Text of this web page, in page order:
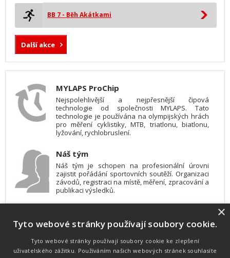
BB 7 - Běh Akátkami
Další akce
MYLAPS ProChip
Nejspolehlivější a nejpřesnější čipová
technologie od společnosti MYLAPS. Tato
technologie je používána na olympijských hrách
pro měření cyklistiky, MTB, triatlonu, biatlonu,
lyžování, rychlobruslení.
Náš tým
Náš tým je schopen na profesionální úrovni
zajistit pořádání sportovních soutěží. Organizaci
závodů, registraci na místě, měření, zpracování a
publikaci výsledků.
Pro měření, zpracování a publikaci výsledků
používáme software vyvinutý na zakázku. Lze
online publikovat výsledky komentátorovi na
obrazovky a s nepatrným zpožděním na
webových stránkách.
×
Tyto webové stránky používají soubory cookie.
Tyto webové stránky používají soubory cookie ke zlepšení
uživatelského zážitku. Používáním našich webových stránek souhlasíte